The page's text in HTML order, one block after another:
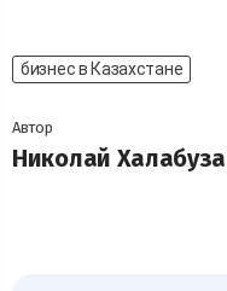
бизнес в Казахстане
Автор
Николай